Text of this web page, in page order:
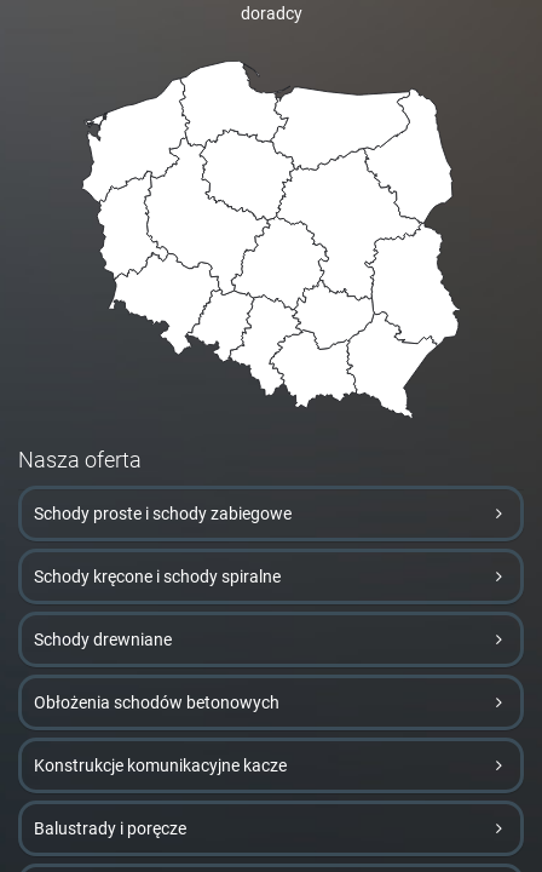
doradcy
Nasza oferta
Schody proste i schody zabiegowe
Schody kręcone i schody spiralne
Schody drewniane
Obłożenia schodów betonowych
Konstrukcje komunikacyjne kacze
Balustrady i poręcze